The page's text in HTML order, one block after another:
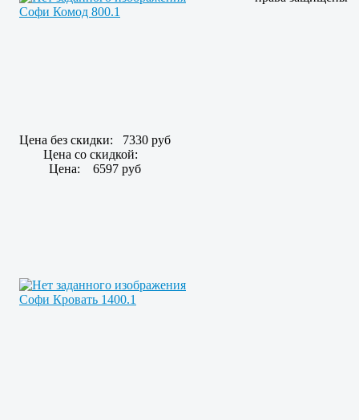
Софи Комод 800.1
Цена без скидки:
7330 руб
Цена со скидкой:
Цена:
6597 руб
Софи Кровать 1400.1